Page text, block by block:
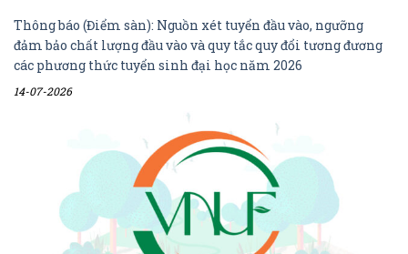
Thông báo (Điểm sàn): Nguồn xét tuyển đầu vào, ngưỡng
đảm bảo chất lượng đầu vào và quy tắc quy đổi tương đương
các phương thức tuyển sinh đại học năm 2026
14-07-2026